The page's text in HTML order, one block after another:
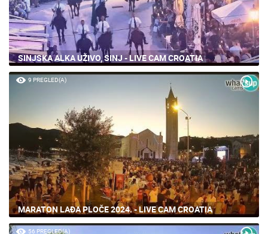
SINJSKA ALKA UŽIVO, SINJ - LIVE CAM CROATIA
9 PREGLED(A)
MARATON LAĐA PLOČE 2024. - LIVE CAM CROATIA
56 PREGLED(A)